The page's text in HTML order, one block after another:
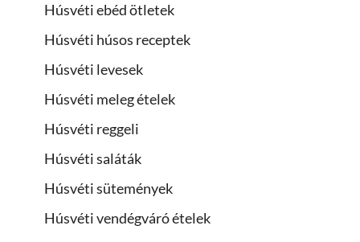
Húsvéti ebéd ötletek
Húsvéti húsos receptek
Húsvéti levesek
Húsvéti meleg ételek
Húsvéti reggeli
Húsvéti saláták
Húsvéti sütemények
Húsvéti vendégváró ételek